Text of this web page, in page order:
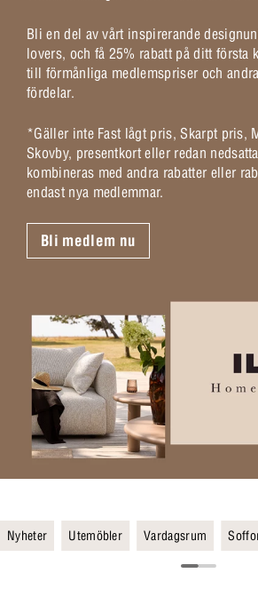
Bli en del av vårt inspirerande
lovers, och få 25% rabatt på ditt första
till förmånliga medlemspriser och
fördelar.
*Gäller inte Fast lågt pris, Skarpt pris,
Skovby, presentkort eller redan
kombineras med andra rabatter eller
endast nya medlemmar.
Bli medlem nu
Nyheter Utemöbler Vardagsrum